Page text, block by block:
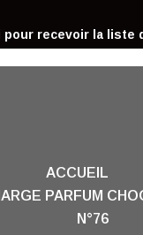
pour recevoir la liste
ACCUEIL
PARFUM
N°76